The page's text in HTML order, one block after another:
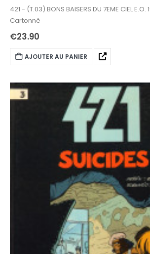
421 - (T.03) BONS BAISERS DU 7EME CIEL
Cartonné
€23.90
AJOUTER AU PANIER